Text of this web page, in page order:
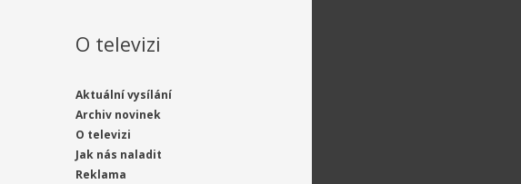
O televizi
Aktuální vysílání
Archiv novinek
O televizi
Jak nás naladit
Reklama